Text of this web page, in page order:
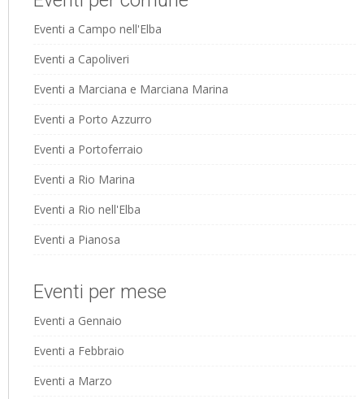
Eventi a Campo nell'Elba
Eventi a Capoliveri
Eventi a Marciana e Marciana Marina
Eventi a Porto Azzurro
Eventi a Portoferraio
Eventi a Rio Marina
Eventi a Rio nell'Elba
Eventi a Pianosa
Eventi per mese
Eventi a Gennaio
Eventi a Febbraio
Eventi a Marzo